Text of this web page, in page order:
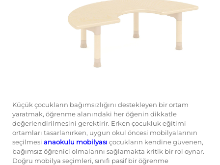
Küçük çocukların bağımsızlığını destekleyen bir ortam
yaratmak, öğrenme alanındaki her öğenin dikkatle
değerlendirilmesini gerektirir. Erken çocukluk eğitimi
ortamları tasarlanırken, uygun okul öncesi mobilyalarının
seçilmesi anaokulu mobilyası çocukların kendine güvenen,
bağımsız öğrenici olmalarını sağlamakta kritik bir rol oynar.
Doğru mobilya seçimleri, sınıfı pasif bir öğrenme